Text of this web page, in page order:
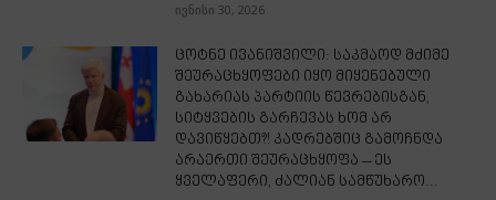
ივნისი 30, 2026
ცოტნე ივანიშვილი: საკმაოდ მძიმე
შეურაცხყოფები იყო მიყენებული
გახარიას პარტიის წევრებისგან,
სიტყვების გარჩევას ხომ არ
დავიწყებთ?! კადრებშიც გამოჩნდა
არაერთი შეურაცხყოფა – ეს
ყველაფერი, ძალიან სამწუხარო...